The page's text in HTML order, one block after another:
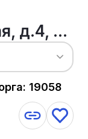
д.4, ...
19058